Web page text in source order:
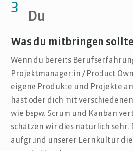
3
Du
Was du mitbringen
Wenn du bereits
Projektmanager:in / Product
eigene Produkte und Projekte
hast oder dich mit
wie bspw. Scrum und Kanban
schätzen wir dies natürlich sehr.
aufgrund unserer Lernkultur